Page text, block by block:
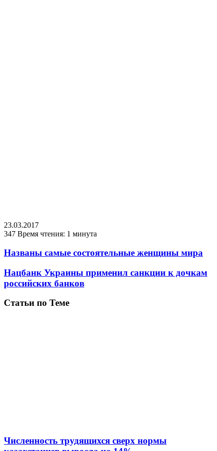
23.03.2017
347 Время чтения: 1 минута
Названы самые состоятельные женщины мира
Нацбанк Украины применил санкции к дочкам
российских банков
Статьи по Теме
Численность трудящихся сверх нормы